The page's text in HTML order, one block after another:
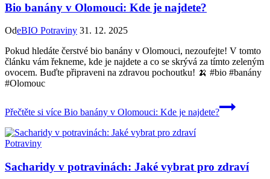
Bio banány v Olomouci: Kde je najdete?
OdeBIO Potraviny 31. 12. 2025
Pokud hledáte čerstvé bio banány v Olomouci, nezoufejte! V tomto
článku vám řekneme, kde je najdete a co se skrývá za tímto zeleným
ovocem. Buďte připraveni na zdravou pochoutku! 🍌 #bio #banány
#Olomouc
Přečtěte si více Bio banány v Olomouci: Kde je najdete?
Potraviny
Sacharidy v potravinách: Jaké vybrat pro zdraví